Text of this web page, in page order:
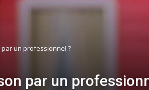
un professionnel ?
par un